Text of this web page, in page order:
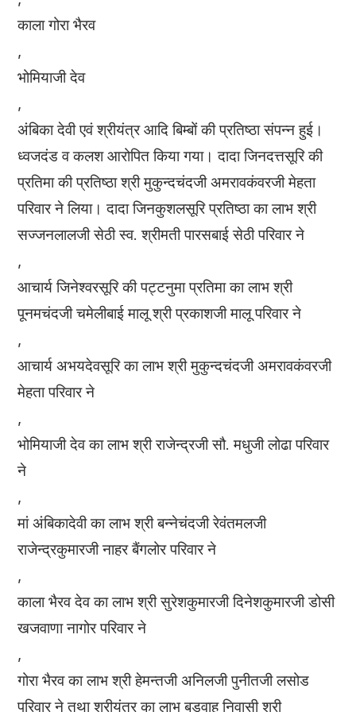
काला गोरा भैरव
,
भोमियाजी देव
,
अंबिका देवी एवं श्रीयंत्र आदि बिम्बों की प्रतिष्ठा संपन्न हुई।
ध्वजदंड व कलश आरोपित किया गया। दादा जिनदत्तसूरि की
प्रतिमा की प्रतिष्ठा श्री मुकुन्दचंदजी अमरावकंवरजी मेहता
परिवार ने लिया। दादा जिनकुशलसूरि प्रतिष्ठा का लाभ श्री
सज्जनलालजी सेठी स्व. श्रीमती पारसबाई सेठी परिवार ने
,
आचार्य जिनेश्वरसूरि की पट्टनुमा प्रतिमा का लाभ श्री
पूनमचंदजी चमेलीबाई मालू श्री प्रकाशजी मालू परिवार ने
,
आचार्य अभयदेवसूरि का लाभ श्री मुकुन्दचंदजी अमरावकंवरजी
मेहता परिवार ने
,
भोमियाजी देव का लाभ श्री राजेन्द्रजी सौ. मधुजी लोढा परिवार
ने
,
मां अंबिकादेवी का लाभ श्री बन्नेचंदजी रेवंतमलजी
राजेन्द्रकुमारजी नाहर बैंगलोर परिवार ने
,
काला भैरव देव का लाभ श्री सुरेशकुमारजी दिनेशकुमारजी डोसी
खजवाणा नागोर परिवार ने
,
गोरा भैरव का लाभ श्री हेमन्तजी अनिलजी पुनीतजी लसोड
परिवार ने तथा श्रीयंत्र का लाभ बडवाह निवासी श्री